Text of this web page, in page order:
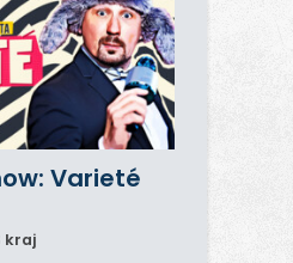
Varieté
kraj